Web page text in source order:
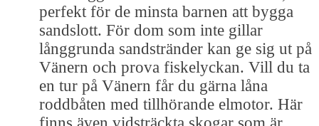
perfekt för de minsta barnen att bygga
sandslott. För dom som inte gillar
långgrunda sandstränder kan ge sig ut på
Vänern och prova fiskelyckan. Vill du ta
en tur på Vänern får du gärna låna
roddbåten med tillhörande elmotor. Här